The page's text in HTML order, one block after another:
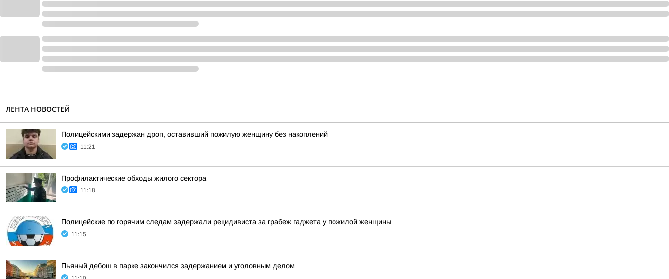
ЛЕНТА НОВОСТЕЙ
Полицейскими задержан дроп, оставивший пожилую женщину без накоплений
11:21
Профилактические обходы жилого сектора
11:18
Полицейские по горячим следам задержали рецидивиста за грабеж гаджета у пожилой женщины
11:15
Пьяный дебош в парке закончился задержанием и уголовным делом